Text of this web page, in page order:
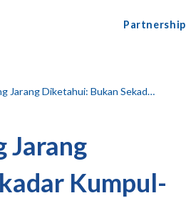
Partnership
Diketahui: Bukan Sekadar Kumpul-kumpul
Jarang
Kumpul-